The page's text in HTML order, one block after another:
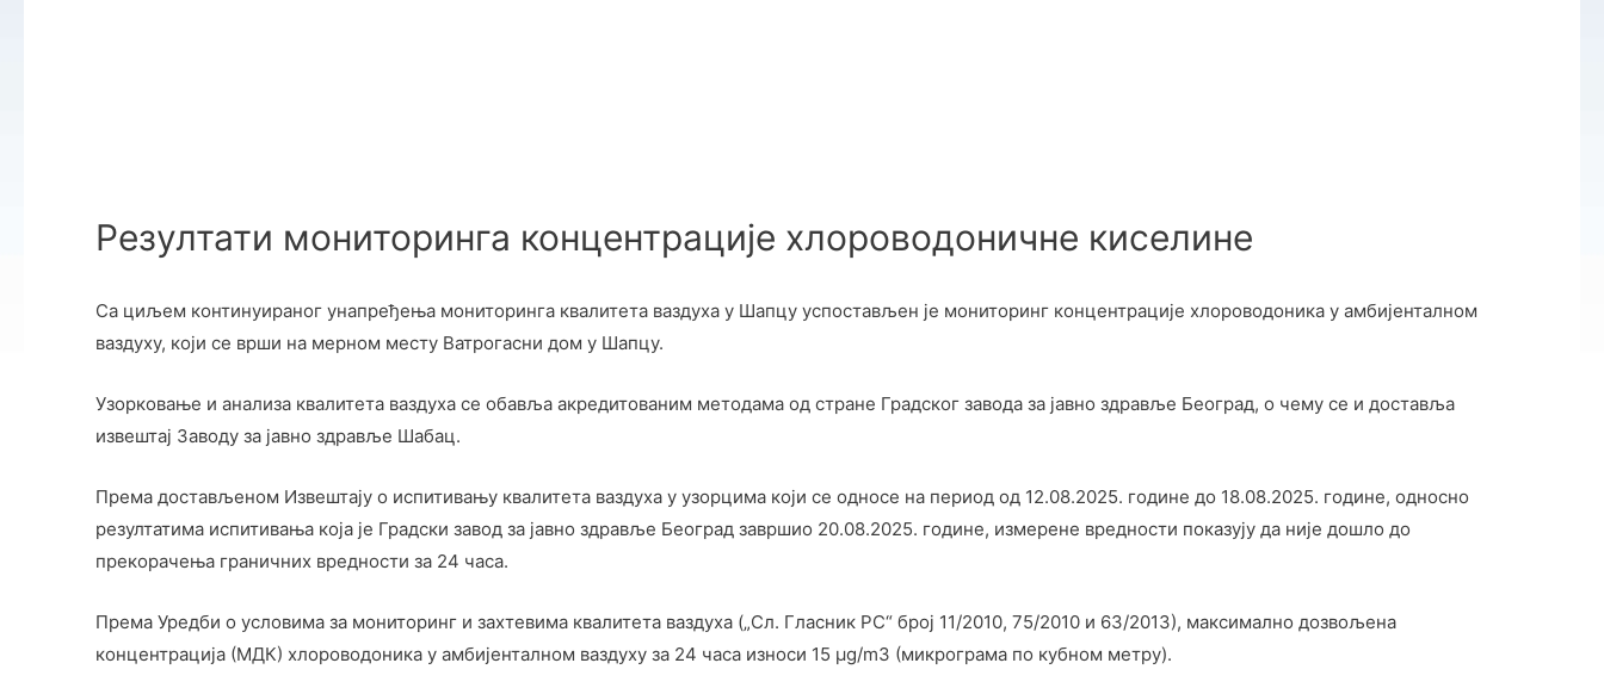
Резултати мониторинга концентрације хлороводоничне киселине
Са циљем континуираног унапређења мониторинга квалитета ваздуха у Шапцу успостављен је мониторинг концентрације хлороводоника у амбијенталном
ваздуху, који се врши на мерном месту Ватрогасни дом у Шапцу.
Узорковање и анализа квалитета ваздуха се обавља акредитованим методама од стране Градског завода за јавно здравље Београд, о чему се и доставља
извештај Заводу за јавно здравље Шабац.
Према достављеном Извештају о испитивању квалитета ваздуха у узорцима који се односе на период од 12.08.2025. године до 18.08.2025. године, односно
резултатима испитивања која је Градски завод за јавно здравље Београд завршио 20.08.2025. године, измерене вредности показују да није дошло до
прекорачења граничних вредности за 24 часа.
Према Уредби о условима за мониторинг и захтевима квалитета ваздуха („Сл. Гласник РС“ број 11/2010, 75/2010 и 63/2013), максимално дозвољена
концентрација (МДК) хлороводоника у амбијенталном ваздуху за 24 часа износи 15 µg/m3 (микрограма по кубном метру).